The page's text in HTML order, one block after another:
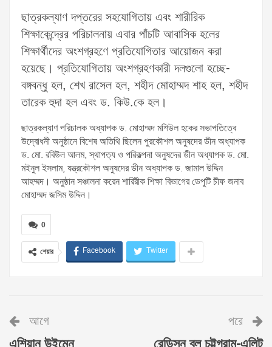
ছাত্রকল্যাণ দপ্তরের সহযোগিতায় এবং শারীরিক
শিক্ষাকেন্দ্রের পরিচালনায় এবার পাঁচটি আবাসিক হলের
শিক্ষার্থীদের অংশগ্রহণে প্রতিযোগিতার আয়োজন করা
হয়েছে। প্রতিযোগিতায় অংশগ্রহণকারী দলগুলো হচ্ছে-
বঙ্গবন্ধু হল, শেখ রাসেল হল, শহীদ মোহাম্মদ শাহ হল, শহীদ
তারেক হুদা হল এবং ড. কিউ.কে হল।
ছাত্রকল্যাণ পরিচালক অধ্যাপক ড. মোহাম্মদ মশিউল হকের সভাপতিত্বে
উদ্বোধনী অনুষ্ঠানে বিশেষ অতিথি ছিলেন পুরকৌশল অনুষদের ডীন অধ্যাপক
ড. মো. রবিউল আলম, স্থাপত্য ও পরিকল্পনা অনুষদের ডীন অধ্যাপক ড. মো.
মইনুল ইসলাম, যন্ত্রকৌশল অনুষদের ডীন অধ্যাপক ড. জামাল উদ্দিন
আহম্মদ। অনুষ্ঠান সঞ্চালনা করেন শারিরীক শিক্ষা বিভাগের ডেপুটি চীফ জনাব
মোহাম্মদ জসিম উদ্দিন।
0
শেয়ার Facebook Twitter
আগে পরে